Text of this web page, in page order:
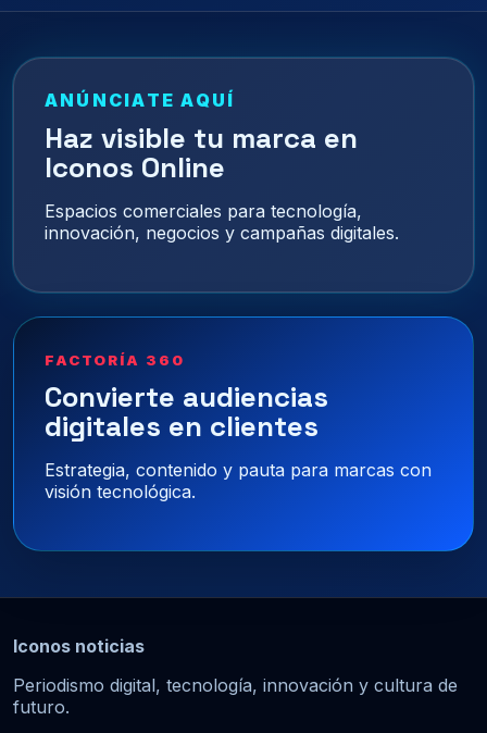
ANÚNCIATE AQUÍ
Haz visible tu marca en
Iconos Online
Espacios comerciales para tecnología,
innovación, negocios y campañas digitales.
FACTORÍA 360
Convierte audiencias
digitales en clientes
Estrategia, contenido y pauta para marcas con
visión tecnológica.
Iconos noticias
Periodismo digital, tecnología, innovación y cultura de
futuro.